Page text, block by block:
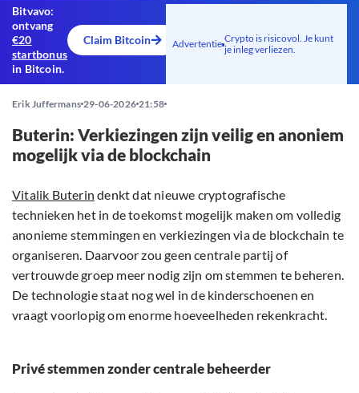
Bitvavo:
ontvang
€20
startbonus
in Bitcoin.
Claim Bitcoin Advertentie Crypto is risicovol. Je kunt
je inleg verliezen.
Erik Juffermans 29-06-2026 21:58
Buterin: Verkiezingen zijn veilig en anoniem
mogelijk via de blockchain
Vitalik Buterin denkt dat nieuwe cryptografische
technieken het in de toekomst mogelijk maken om volledig
anonieme stemmingen en verkiezingen via de blockchain te
organiseren. Daarvoor zou geen centrale partij of
vertrouwde groep meer nodig zijn om stemmen te beheren.
De technologie staat nog wel in de kinderschoenen en
vraagt voorlopig om enorme hoeveelheden rekenkracht.
Privé stemmen zonder centrale beheerder